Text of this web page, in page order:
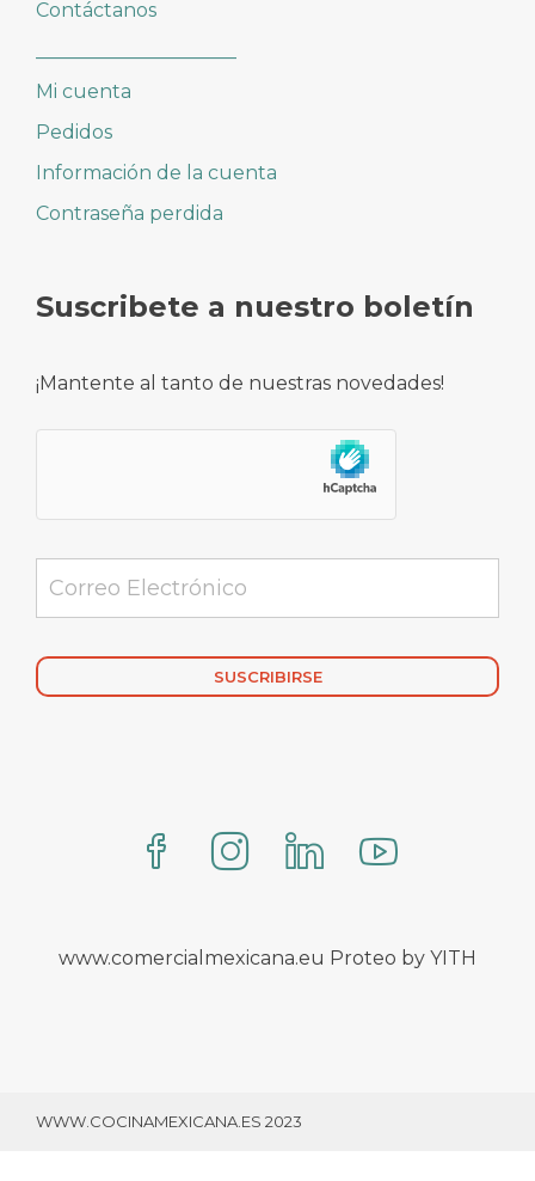
Contáctanos
Mi cuenta
Pedidos
Información de la cuenta
Contraseña perdida
Suscribete a nuestro boletín
¡Mantente al tanto de nuestras novedades!
www.comercialmexicana.eu Proteo by YITH
WWW.COCINAMEXICANA.ES 2023